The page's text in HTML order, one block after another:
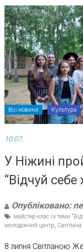
Всі новини Культура
10.07.
У Ніжині
“Відчуй
Опубліковано:
майстер-клас із теми
молодіжний центр,
8 липня Світланою